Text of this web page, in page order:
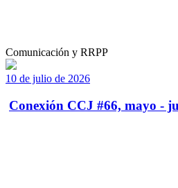
Comunicación y RRPP
10 de julio de 2026
Conexión CCJ #66, mayo -